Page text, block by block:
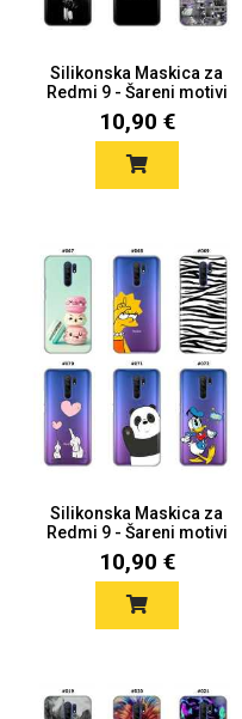
Silikonska Maskica za
Redmi 9 - Šareni motivi
10,90 €
Silikonska Maskica za
Redmi 9 - Šareni motivi
10,90 €